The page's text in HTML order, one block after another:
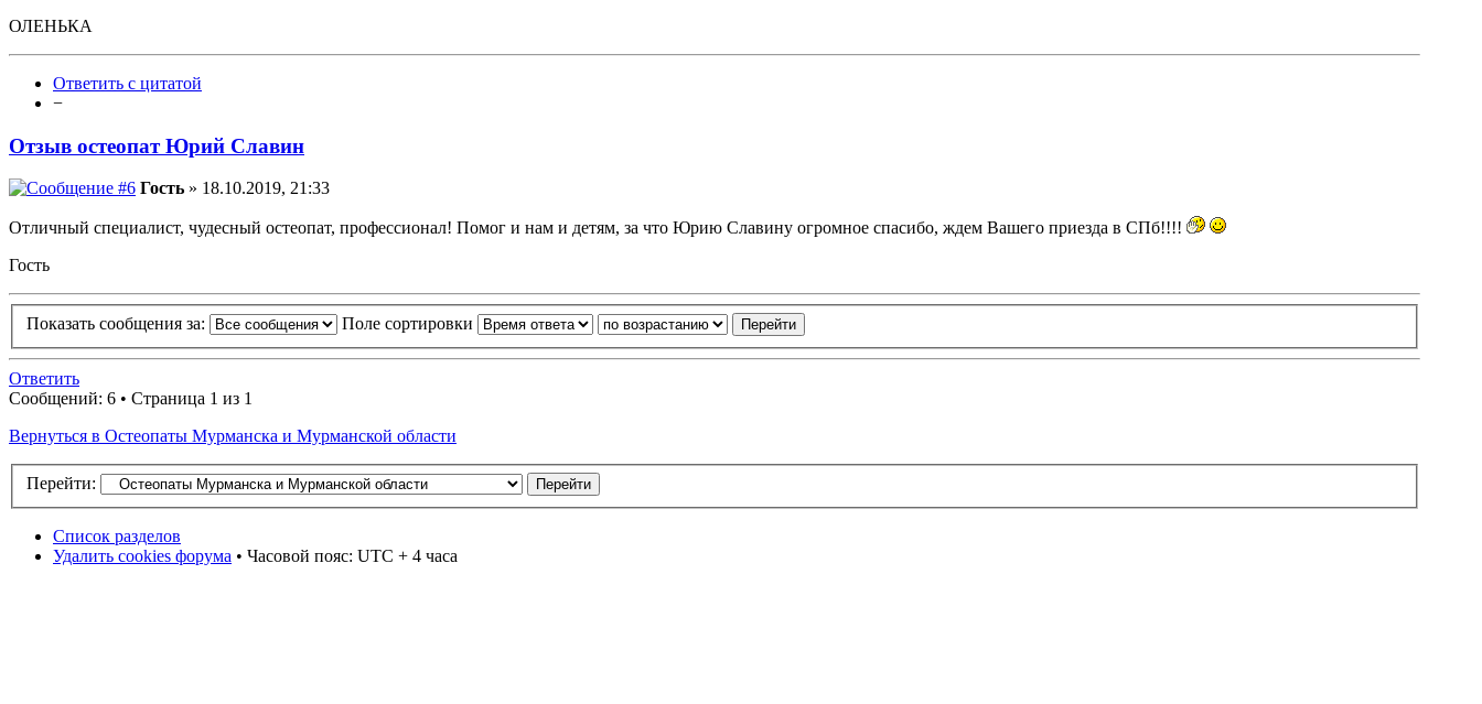
ОЛЕНЬКА
Ответить с цитатой
−
Отзыв остеопат Юрий Славин
Гость » 18.10.2019, 21:33
Отличный специалист, чудесный остеопат, профессионал! Помог и нам и детям, за что Юрию Славину огромное спасибо, ждем Вашего приезда в СПб!!!!
Гость
Показать сообщения за: Поле сортировки
Ответить
Сообщений: 6 • Страница 1 из 1
Вернуться в Остеопаты Мурманска и Мурманской области
Перейти:
Список разделов
Удалить cookies форума • Часовой пояс: UTC + 4 часа